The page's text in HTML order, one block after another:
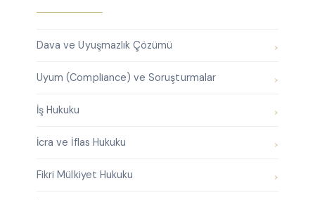
Dava ve Uyuşmazlık Çözümü
Uyum (Compliance) ve Soruşturmalar
İş Hukuku
İcra ve İflas Hukuku
Fikri Mülkiyet Hukuku